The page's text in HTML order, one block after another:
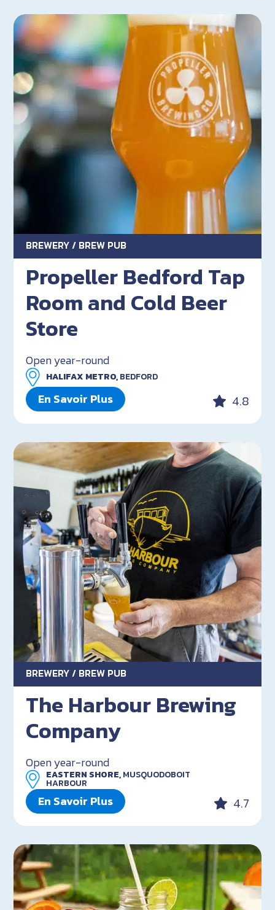
BREWERY / BREW PUB
Propeller Bedford Tap
Room and Cold Beer
Store
Open year-round
HALIFAX METRO,BEDFORD
En Savoir Plus 4.8
BREWERY / BREW PUB
The Harbour Brewing
Company
Open year-round
EASTERN SHORE,MUSQUODOBOIT
HARBOUR
En Savoir Plus 4.7